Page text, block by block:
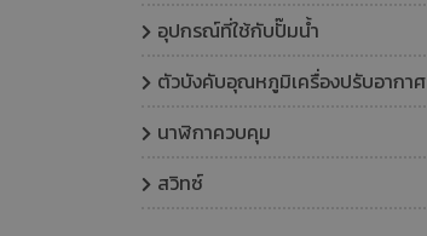
อุปกรณ์ที่ใช้กับปั๊มน้ำ
ตัวบังคับอุณหภูมิเครื่องปรับอากาศ
นาฬิกาควบคุม
สวิทซ์